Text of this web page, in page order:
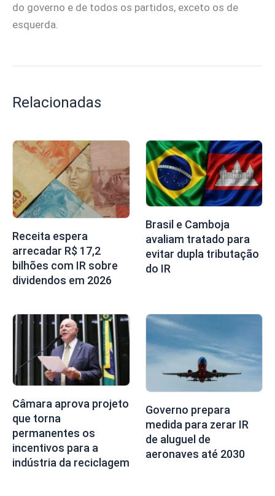
do governo e de todos os partidos, exceto os de
esquerda.
Relacionadas
Receita espera
arrecadar R$ 17,2
bilhões com IR sobre
dividendos em 2026
Brasil e Camboja
avaliam tratado para
evitar dupla tributação
do IR
Câmara aprova projeto
que torna
permanentes os
incentivos para a
indústria da reciclagem
Governo prepara
medida para zerar IR
de aluguel de
aeronaves até 2030